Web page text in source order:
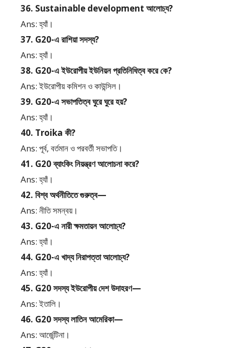
36. Sustainable development আলোচ্য?
Ans: হ্যাঁ।
37. G20-এ রাশিয়া সদস্য?
Ans: হ্যাঁ।
38. G20-এ ইউরোপীয় ইউনিয়ন প্রতিনিধিত্ব করে কে?
Ans: ইউরোপীয় কমিশন ও কাউন্সিল।
39. G20-এ সভাপতিত্ব ঘুরে ঘুরে হয়?
Ans: হ্যাঁ।
40. Troika কী?
Ans: পূর্ব, বর্তমান ও পরবর্তী সভাপতি।
41. G20 ব্যাংকিং নিয়ন্ত্রণ আলোচনা করে?
Ans: হ্যাঁ।
42. বিশ্ব অর্থনীতিতে গুরুত্ব—
Ans: নীতি সমন্বয়।
43. G20-এ নারী ক্ষমতায়ন আলোচ্য?
Ans: হ্যাঁ।
44. G20-এ খাদ্য নিরাপত্তা আলোচ্য?
Ans: হ্যাঁ।
45. G20 সদস্য ইউরোপীয় দেশ উদাহরণ—
Ans: ইতালি।
46. G20 সদস্য লাতিন আমেরিকা—
Ans: আর্জেন্টিনা।